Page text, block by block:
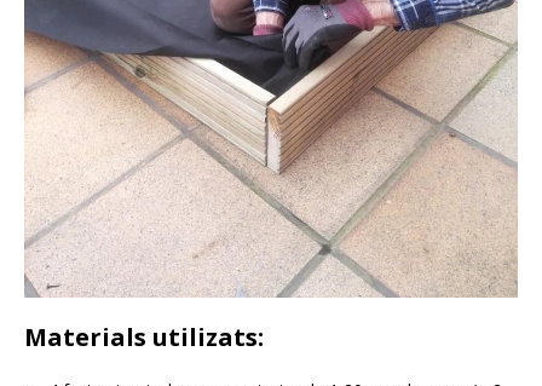
Materials utilizats: